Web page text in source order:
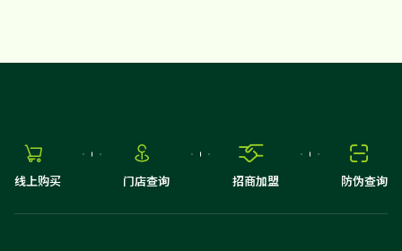

线上购买

门店查询

招商加盟

防伪查询